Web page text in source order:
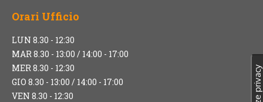
Orari Ufficio
LUN 8.30 - 12:30
MAR 8.30 - 13:00 / 14:00 - 17:00
MER 8.30 - 12:30
GIO 8.30 - 13:00 / 14:00 - 17:00
VEN 8.30 - 12:30